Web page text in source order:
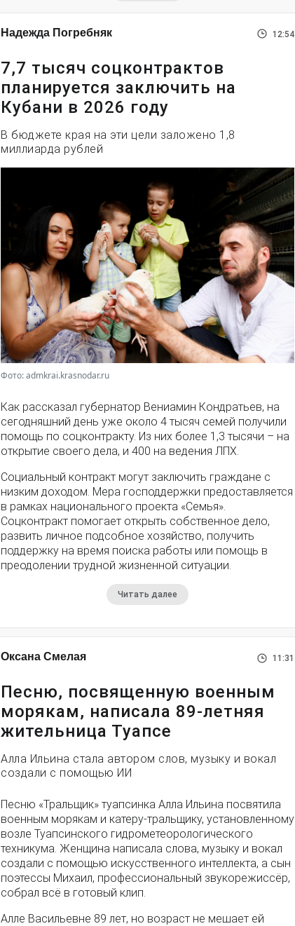
Надежда Погребняк 12:54
7,7 тысяч соцконтрактов
планируется заключить на
Кубани в 2026 году
В бюджете края на эти цели заложено 1,8
миллиарда рублей
Фото: admkrai.krasnodar.ru
Как рассказал губернатор Вениамин Кондратьев, на
сегодняшний день уже около 4 тысяч семей получили
помощь по соцконтракту. Из них более 1,3 тысячи – на
открытие своего дела, и 400 на ведения ЛПХ.
Социальный контракт могут заключить граждане с
низким доходом. Мера господдержки предоставляется
в рамках национального проекта «Семья».
Соцконтракт помогает открыть собственное дело,
развить личное подсобное хозяйство, получить
поддержку на время поиска работы или помощь в
преодолении трудной жизненной ситуации.
Читать далее
Оксана Смелая 11:31
Песню, посвященную военным
морякам, написала 89-летняя
жительница Туапсе
Алла Ильина стала автором слов, музыку и вокал
создали с помощью ИИ
Песню «Тральщик» туапсинка Алла Ильина посвятила
военным морякам и катеру-тральщику, установленному
возле Туапсинского гидрометеорологического
техникума. Женщина написала слова, музыку и вокал
создали с помощью искусственного интеллекта, а сын
поэтессы Михаил, профессиональный звукорежиссёр,
собрал всё в готовый клип.
Алле Васильевне 89 лет, но возраст не мешает ей